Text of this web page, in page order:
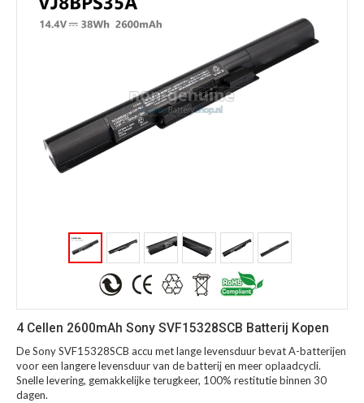
4 Cellen 2600mAh Sony SVF15328SCB Batterij Kopen
De Sony SVF15328SCB accu met lange levensduur bevat A-batterijen
voor een langere levensduur van de batterij en meer oplaadcycli.
Snelle levering, gemakkelijke terugkeer, 100% restitutie binnen 30
dagen.